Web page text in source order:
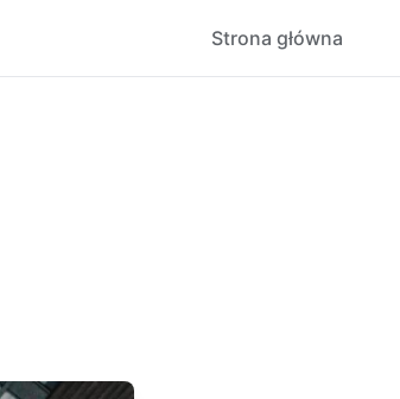
Strona główna